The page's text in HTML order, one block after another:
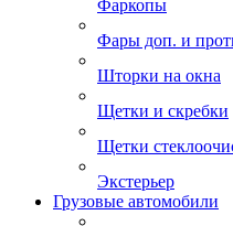
Фаркопы
Фары доп. и
Шторки на окна
Щетки и скребки
Щетки
Экстерьер
Грузовые автомобили